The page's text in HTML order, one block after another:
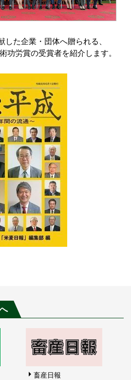
た企業・団体へ贈られる、
功労賞の受賞者を紹介します。
畜産日報